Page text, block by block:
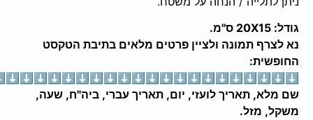
תמונה ולציין פרטים מלאים בתיבת הטקסט
תאריך לועזי, יום, תאריך עברי, ביה"ח, שעה,